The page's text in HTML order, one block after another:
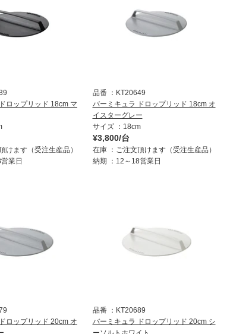
ロップリッド 18cm マ
けます（受注生産品）
業日
品番
KT20649
バーミキュラ ドロップリッド 18cm オ
イスターグレー
サイズ
18cm
¥3,800/台
在庫
ご注文頂けます（受注生産品）
納期
12～18営業日
ロップリッド 20cm オ
品番
KT20689
バーミキュラ ドロップリッド 20cm シ